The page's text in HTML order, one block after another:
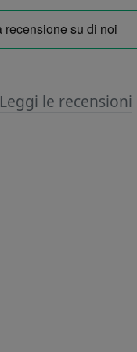
Leggi le recensioni